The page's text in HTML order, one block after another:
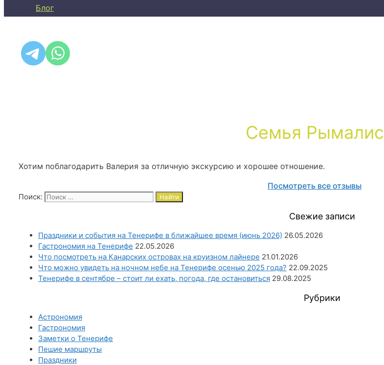
Блог
Семья Рымалис
Хотим поблагодарить Валерия за отличную экскурсию и хорошее отношение.
Посмотреть все отзывы
Поиск:
Свежие записи
Праздники и события на Тенерифе в ближайшее время (июнь 2026) 26.05.2026
Гастрономия на Тенерифе 22.05.2026
Что посмотреть на Канарских островах на круизном лайнере 21.01.2026
Что можно увидеть на ночном небе на Тенерифе осенью 2025 года? 22.09.2025
Тенерифе в сентябре – стоит ли ехать, погода, где остановиться 29.08.2025
Рубрики
Астрономия
Гастрономия
Заметки о Тенерифе
Пешие маршруты
Праздники